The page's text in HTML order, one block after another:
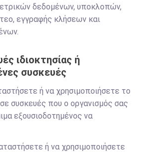
δεδομένων, υποκλοπών,
εγγραφής κλήσεων και
ιδιοκτησίας ή
συσκευές
ή να χρησιμοποιήσετε το
συσκευές που ο οργανισμός σας
εξουσιοδοτημένος να
ή να χρησιμοποιήσετε